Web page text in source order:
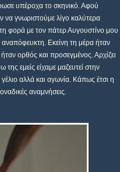
υπέροχα το σκηνικό. Αφού
να γνωριστούμε λίγο καλύτερα
φορά με τον πάτερ Αυγουστίνο μου
Εκείνη τη μέρα ήταν
ορθός και προσεγμένος. Αρχίζει
εμείς είχαμε μαζευτεί στην
αλλά και αγωνία. Κάπως έτσι η
αναμνήσεις.